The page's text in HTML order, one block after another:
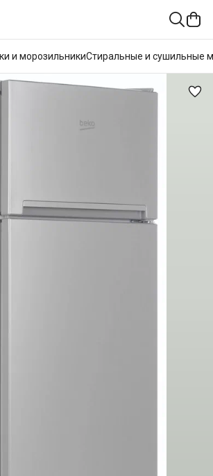
и морозильникиСтиральные и сушильные